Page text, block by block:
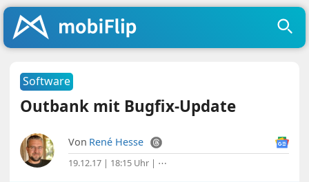
Software
Outbank mit Bugfix-Update
Von René Hesse
19.12.17 | 18:15 Uhr | ⋯